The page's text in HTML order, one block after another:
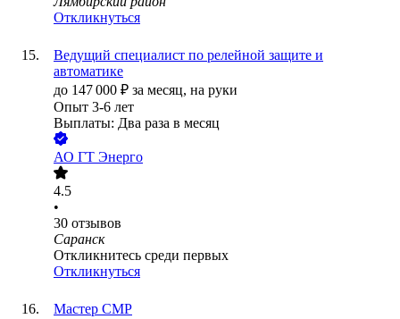
Откликнуться
Ведущий специалист по релейной защите и
автоматике
до 147 000 ₽ за месяц, на руки
Опыт 3-6 лет
Выплаты: Два раза в месяц
АО ГТ Энерго
4.5
•
30 отзывов
Саранск
Откликнитесь среди первых
Откликнуться
Мастер СМР